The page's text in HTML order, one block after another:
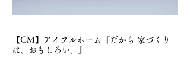
【CM】アイフルホーム『だから 家づくり
は、おもしろい。』